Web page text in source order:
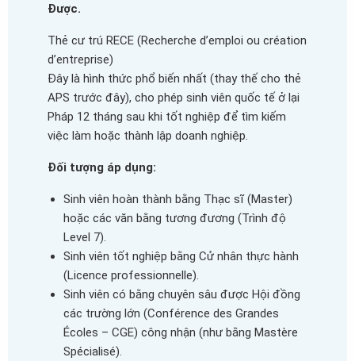
Được.
Thẻ cư trú RECE (Recherche d’emploi ou création
d’entreprise)
Đây là hình thức phổ biến nhất (thay thế cho thẻ
APS trước đây), cho phép sinh viên quốc tế ở lại
Pháp 12 tháng sau khi tốt nghiệp để tìm kiếm
việc làm hoặc thành lập doanh nghiệp.
Đối tượng áp dụng:
Sinh viên hoàn thành bằng Thạc sĩ (Master)
hoặc các văn bằng tương đương (Trình độ
Level 7).
Sinh viên tốt nghiệp bằng Cử nhân thực hành
(Licence professionnelle).
Sinh viên có bằng chuyên sâu được Hội đồng
các trường lớn (Conférence des Grandes
Écoles – CGE) công nhận (như bằng Mastère
Spécialisé).